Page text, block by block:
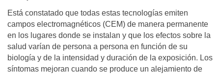
Está constatado que todas estas tecnologías emiten
campos electromagnéticos (CEM) de manera permanente
en los lugares donde se instalan y que los efectos sobre la
salud varían de persona a persona en función de su
biología y de la intensidad y duración de la exposición. Los
síntomas mejoran cuando se produce un alejamiento de